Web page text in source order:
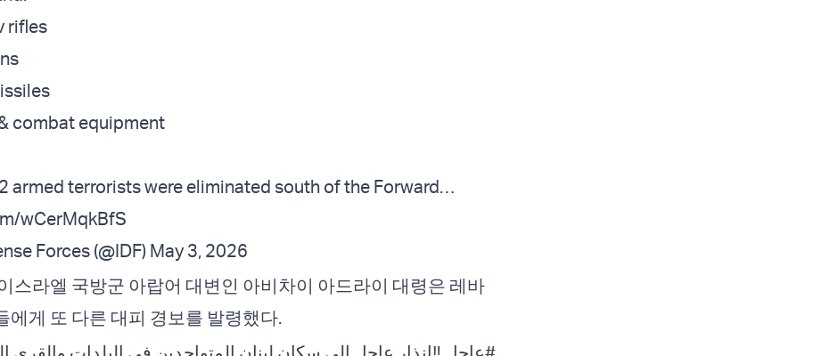
rifles
combat equipment
armed terrorists were eliminated south of the Forward…
wCerMqkBfS
Forces (@IDF) May 3, 2026
스라엘 국방군 아랍어 대변인 아비차이 아드라이 대령은 레바
에게 또 다른 대피 경보를 발령했다.